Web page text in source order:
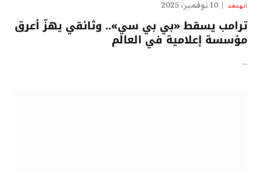
الهدهد 10 نوفمبر، 2025
ترامب يسقط «بي بي سي».. وثائقي يهزّ أعرق
مؤسسة إعلامية في العالم
…